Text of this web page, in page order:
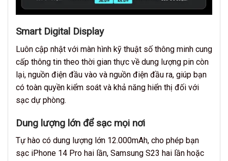
Smart Digital Display
Luôn cập nhật với màn hình kỹ thuật số thông minh cung
cấp thông tin theo thời gian thực về dung lượng pin còn
lại, nguồn điện đầu vào và nguồn điện đầu ra, giúp bạn
có toàn quyền kiểm soát và khả năng hiển thị đối với
sạc dự phòng.
Dung lượng lớn để sạc mọi nơi
Tự hào có dung lượng lớn 12.000mAh, cho phép bạn
sạc iPhone 14 Pro hai lần, Samsung S23 hai lần hoặc